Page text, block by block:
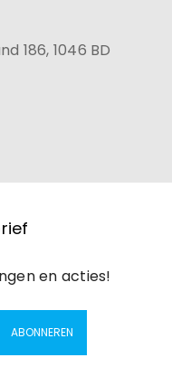
186, 1046 BD
en acties!